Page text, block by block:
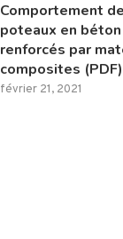
Comportement de
poteaux en
renforcés par
composites (PDF)
février 21, 2021